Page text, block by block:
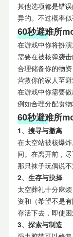
其他选项都是错
异的。不过概率
60秒避难所
在游戏中你将扮演
需要在被核弹袭击
合理储备你的物资
营救你的家人至避
在游戏中你需要
例如合理分配食物
60秒避难所
1、搜寻与撤离
在太空站被核爆
间。在离开前，
那只袜子玩偶说不
2、生存与抉择
太空葬礼十分麻
资和（希望不是
存活下去，即使困
3、探索与制造